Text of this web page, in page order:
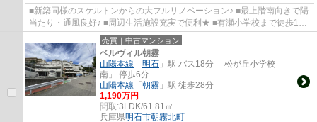
■新築同様のスケルトンからの大フルリノベーション♪ ■最上階南向きで陽
当たり・通風良好♪ ■周辺生活施設充実で便利★ ■有瀬小学校まで徒歩1
分！お子様の通学も安心♪
売買｜中古マンション
ベルヴィル朝霧
山陽本線 「明石 」駅 バス18分 「松が丘小学校
南」 停歩6分
山陽本線 「朝霧 」駅 徒歩28分
1,190万円
間取:3LDK/61.81㎡
兵庫県明石市朝霧北町